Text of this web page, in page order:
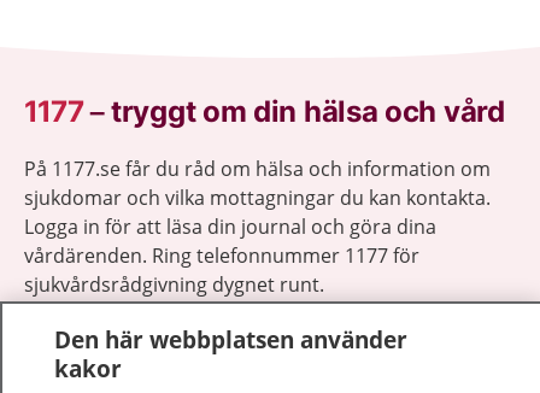
1177–tryggt om din hälsa och vård
På 1177.se får du råd om hälsa och information om
sjukdomar och vilka mottagningar du kan kontakta.
Logga in för att läsa din journal och göra dina
vårdärenden. Ring telefonnummer 1177 för
sjukvårdsrådgivning dygnet runt.
Den här webbplatsen använder
kakor